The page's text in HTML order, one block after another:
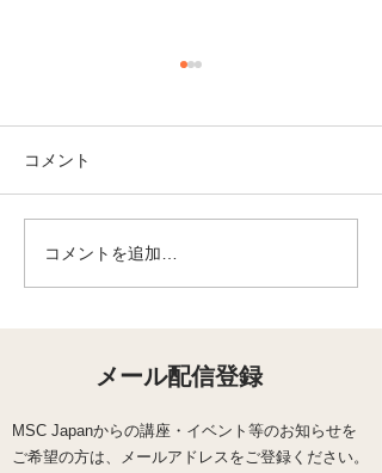
【10/8（木）開講・オン
ライン】「ちゃんとしな
MSC 8週間コース
コメント
コメントを追加…
メール配信登録
MSC Japanからの講座・イベント等のお知らせを
ご希望の方は、メールアドレスをご登録ください。